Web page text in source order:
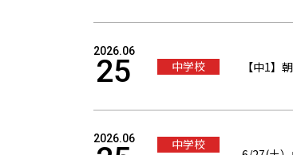
2026.06
25 中学校 【中1】
2026.06
中学校